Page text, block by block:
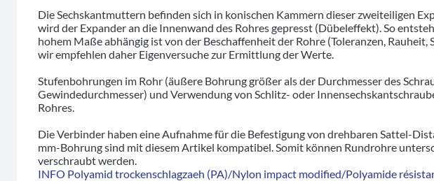
Die Sechskantmuttern befinden sich in konischen Kammern dieser zweiteiligen
wird der Expander an die Innenwand des Rohres gepresst (Dübeleffekt). So
hohem Maße abhängig ist von der Beschaffenheit der Rohre (Toleranzen,
wir empfehlen daher Eigenversuche zur Ermittlung der Werte.
Stufenbohrungen im Rohr (äußere Bohrung größer als der Durchmesser des
Gewindedurchmesser) und Verwendung von Schlitz- oder
Rohres.
Die Verbinder haben eine Aufnahme für die Befestigung von drehbaren Sattel-
mm-Bohrung sind mit diesem Artikel kompatibel. Somit können Rundrohre
verschraubt werden.
INFO Polyamid trockenschlagzaeh (PA)/Nylon impact modified/Polyamide